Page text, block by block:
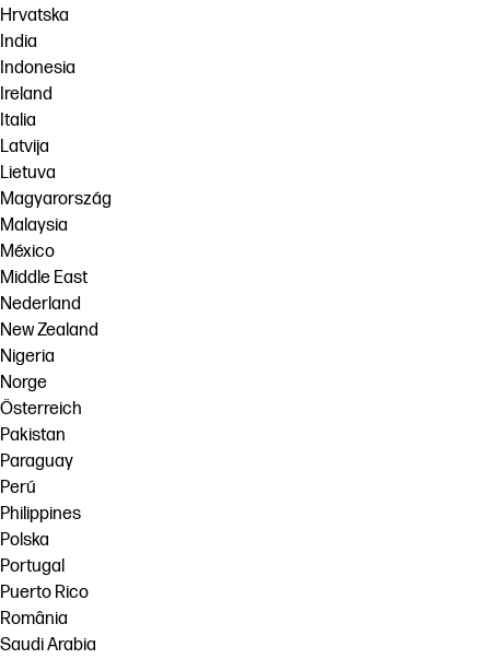
Hrvatska
India
Indonesia
Ireland
Italia
Latvija
Lietuva
Magyarország
Malaysia
México
Middle East
Nederland
New Zealand
Nigeria
Norge
Österreich
Pakistan
Paraguay
Perú
Philippines
Polska
Portugal
Puerto Rico
România
Saudi Arabia